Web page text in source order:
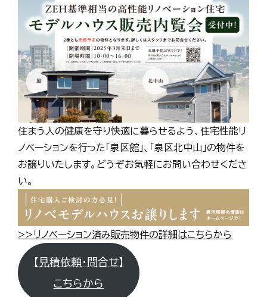
住まう人の健康を守り快適に暮らせるよう、住宅性能リ
ノベーションを行った「泉区館」、「泉区北中山」の物件を
お譲りいたします。どうぞお気軽にお問い合わせくださ
い。
>>リノベーション済み販売物件の詳細はこちらから
【見積依頼・問合せ】
こちらから